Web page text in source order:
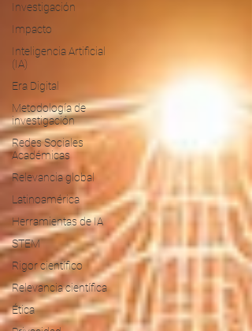
Investigación
Impacto
Inteligencia Artificial
(IA)
Era Digital
Metodología de
investigación
Redes Sociales
Académicas
Relevancia global
Latinoamérica
Herramientas de IA
STEM
Rigor científico
Relevancia científica
Ética